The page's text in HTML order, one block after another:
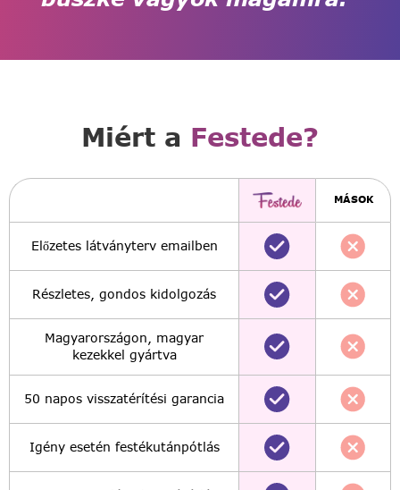
Miért a Festede?
MÁSOK
Előzetes látványterv emailben
Részletes, gondos kidolgozás
Magyarországon, magyar
kezekkel gyártva
50 napos visszatérítési garancia
Igény esetén festékutánpótlás